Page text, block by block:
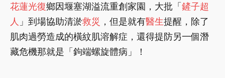
花蓮光復鄉因堰塞湖溢流重創家園，大批「 鏟子超
人 」到場協助清淤救災 ，但是就有醫生提醒，除了
肌肉過勞造成的橫紋肌溶解症，還得提防另一個潛
藏危機那就是「鉤端螺旋體病」！